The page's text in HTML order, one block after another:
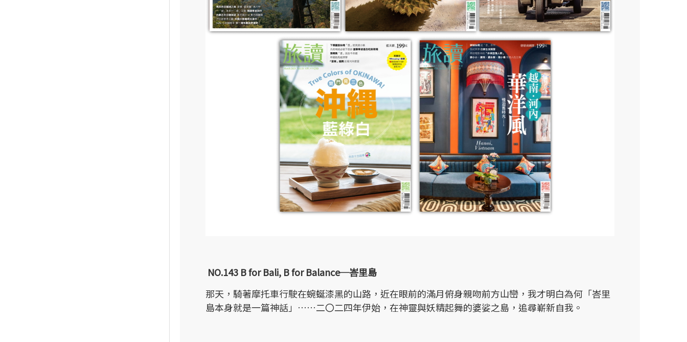
NO.143 B for Bali, B for Balance─峇里島
那天，騎著摩托車行駛在蜿蜒漆黑的山路，近在眼前的滿月俯身親吻前方山巒，我才明白為何「峇里
島本身就是一篇神話」……二〇二四年伊始，在神靈與妖精起舞的婆娑之島，追尋嶄新自我。